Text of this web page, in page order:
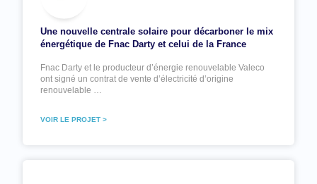
Une nouvelle centrale solaire pour décarboner le mix
énergétique de Fnac Darty et celui de la France
Fnac Darty et le producteur d’énergie renouvelable Valeco
ont signé un contrat de vente d’électricité d’origine
renouvelable …
VOIR LE PROJET >